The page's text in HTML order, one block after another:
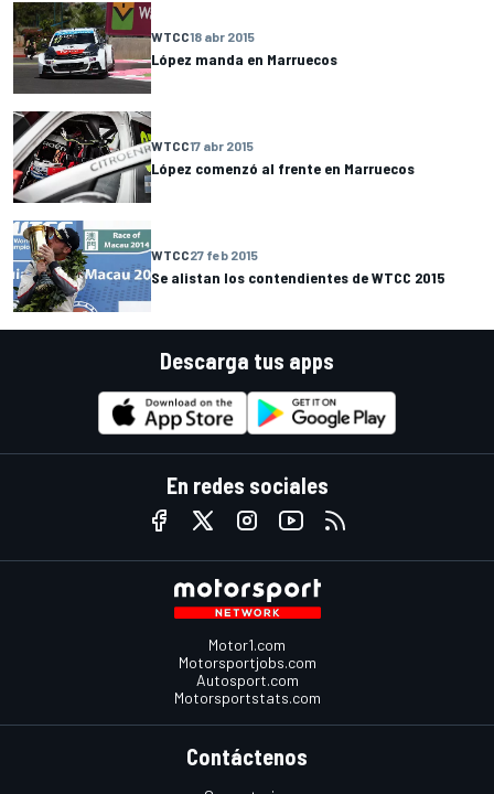
WTCC18 abr 2015
López manda en Marruecos
WTCC17 abr 2015
López comenzó al frente en Marruecos
WTCC27 feb 2015
Se alistan los contendientes de WTCC 2015
Descarga tus apps
En redes sociales
Motor1.com
Motorsportjobs.com
Autosport.com
Motorsportstats.com
Contáctenos